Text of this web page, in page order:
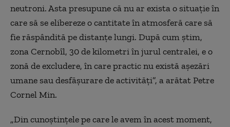
neutroni. Asta presupune că nu ar exista o situație în
care să se elibereze o cantitate în atmosferă care să
fie răspândită pe distanțe lungi. După cum știm,
zona Cernobîl, 30 de kilometri în jurul centralei, e o
zonă de excludere, în care practic nu există așezări
umane sau desfășurare de activități”, a arătat Petre
Cornel Min.
„Din cunoștințele pe care le avem în acest moment,